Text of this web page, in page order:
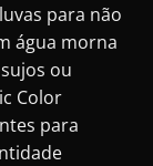
para não
água morna
ou
Color
para